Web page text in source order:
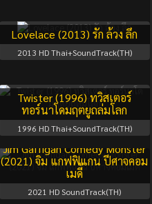
Lovelace (2013) รัก ล้วง ลึก
2013 HD Thai+SoundTrack(TH)
Twister (1996) ทวิสเตอร์
ทอร์นาโดมฤตยูถล่มโลก
1996 HD Thai+SoundTrack(TH)
Jim Gaffigan Comedy Monster
(2021) จิม แกฟฟิแกน ปีศาจคอม
เมดี้
2021 HD SoundTrack(TH)